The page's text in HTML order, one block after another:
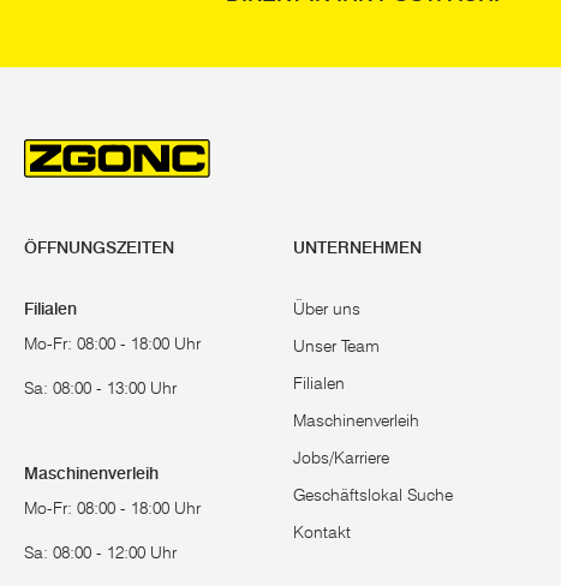
ÖFFNUNGSZEITEN
Filialen
Mo-Fr: 08:00 - 18:00 Uhr
Sa: 08:00 - 13:00 Uhr
Maschinenverleih
Mo-Fr: 08:00 - 18:00 Uhr
Sa: 08:00 - 12:00 Uhr
UNTERNEHMEN
Über uns
Unser Team
Filialen
Maschinenverleih
Jobs/Karriere
Geschäftslokal Suche
Kontakt